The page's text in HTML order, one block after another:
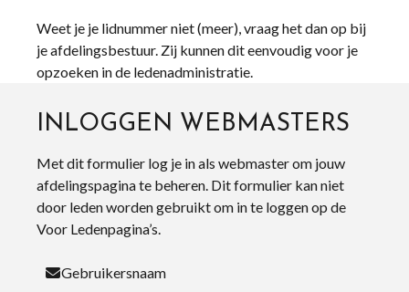
Weet je je lidnummer niet (meer), vraag het dan op bij
je afdelingsbestuur. Zij kunnen dit eenvoudig voor je
opzoeken in de ledenadministratie.
INLOGGEN WEBMASTERS
Met dit formulier log je in als webmaster om jouw
afdelingspagina te beheren. Dit formulier kan niet
door leden worden gebruikt om in te loggen op de
Voor Ledenpagina’s.
Gebruikersnaam